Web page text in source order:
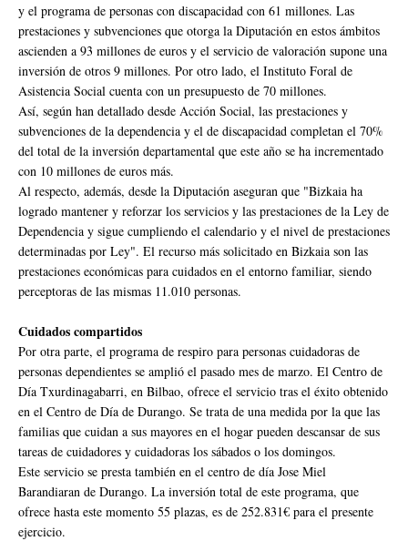
y el programa de personas con discapacidad con 61 millones. Las
prestaciones y subvenciones que otorga la Diputación en estos ámbitos
ascienden a 93 millones de euros y el servicio de valoración supone una
inversión de otros 9 millones. Por otro lado, el Instituto Foral de
Asistencia Social cuenta con un presupuesto de 70 millones.
Así, según han detallado desde Acción Social, las prestaciones y
subvenciones de la dependencia y el de discapacidad completan el 70%
del total de la inversión departamental que este año se ha incrementado
con 10 millones de euros más.
Al respecto, además, desde la Diputación aseguran que "Bizkaia ha
logrado mantener y reforzar los servicios y las prestaciones de la Ley de
Dependencia y sigue cumpliendo el calendario y el nivel de prestaciones
determinadas por Ley". El recurso más solicitado en Bizkaia son las
prestaciones económicas para cuidados en el entorno familiar, siendo
perceptoras de las mismas 11.010 personas.
Cuidados compartidos
Por otra parte, el programa de respiro para personas cuidadoras de
personas dependientes se amplió el pasado mes de marzo. El Centro de
Día Txurdinagabarri, en Bilbao, ofrece el servicio tras el éxito obtenido
en el Centro de Día de Durango. Se trata de una medida por la que las
familias que cuidan a sus mayores en el hogar pueden descansar de sus
tareas de cuidadores y cuidadoras los sábados o los domingos.
Este servicio se presta también en el centro de día Jose Miel
Barandiaran de Durango. La inversión total de este programa, que
ofrece hasta este momento 55 plazas, es de 252.831€ para el presente
ejercicio.